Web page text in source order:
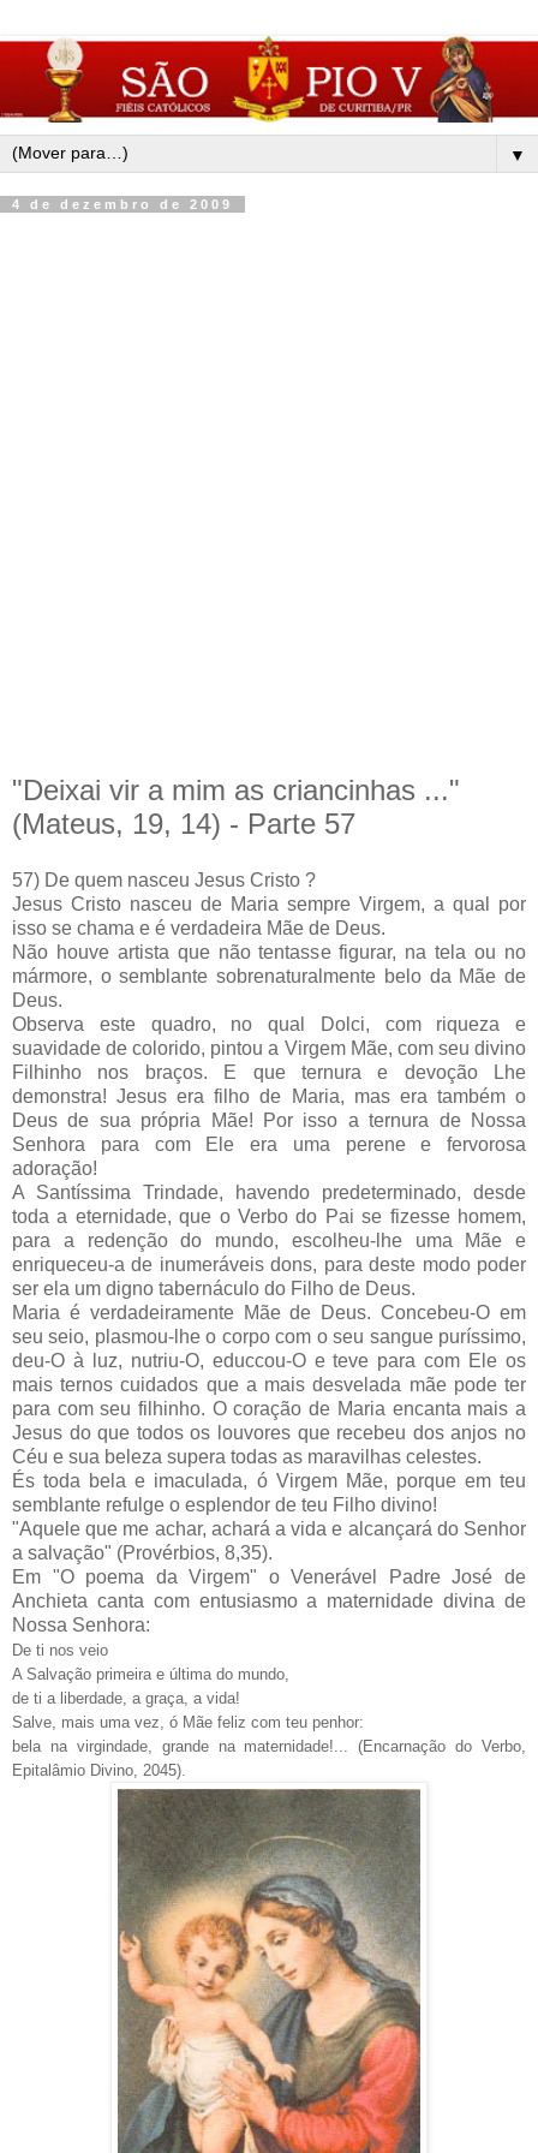
▼
4 de dezembro de 2009
"Deixai vir a mim as criancinhas ..."
(Mateus, 19, 14) - Parte 57
57) De quem nasceu Jesus Cristo ?
Jesus Cristo nasceu de Maria sempre Virgem, a qual por
isso se chama e é verdadeira Mãe de Deus.
Não houve artista que não tentasse figurar, na tela ou no
mármore, o semblante sobrenaturalmente belo da Mãe de
Deus.
Observa este quadro, no qual Dolci, com riqueza e
suavidade de colorido, pintou a Virgem Mãe, com seu divino
Filhinho nos braços. E que ternura e devoção Lhe
demonstra! Jesus era filho de Maria, mas era também o
Deus de sua própria Mãe! Por isso a ternura de Nossa
Senhora para com Ele era uma perene e fervorosa
adoração!
A Santíssima Trindade, havendo predeterminado, desde
toda a eternidade, que o Verbo do Pai se fizesse homem,
para a redenção do mundo, escolheu-lhe uma Mãe e
enriqueceu-a de inumeráveis dons, para deste modo poder
ser ela um digno tabernáculo do Filho de Deus.
Maria é verdadeiramente Mãe de Deus. Concebeu-O em
seu seio, plasmou-lhe o corpo com o seu sangue puríssimo,
deu-O à luz, nutriu-O, educcou-O e teve para com Ele os
mais ternos cuidados que a mais desvelada mãe pode ter
para com seu filhinho. O coração de Maria encanta mais a
Jesus do que todos os louvores que recebeu dos anjos no
Céu e sua beleza supera todas as maravilhas celestes.
És toda bela e imaculada, ó Virgem Mãe, porque em teu
semblante refulge o esplendor de teu Filho divino!
"Aquele que me achar, achará a vida e alcançará do Senhor
a salvação" (Provérbios, 8,35).
Em "O poema da Virgem" o Venerável Padre José de
Anchieta canta com entusiasmo a maternidade divina de
Nossa Senhora:
De ti nos veio
A Salvação primeira e última do mundo,
de ti a liberdade, a graça, a vida!
Salve, mais uma vez, ó Mãe feliz com teu penhor:
bela na virgindade, grande na maternidade!... (Encarnação do Verbo,
Epitalâmio Divino, 2045).